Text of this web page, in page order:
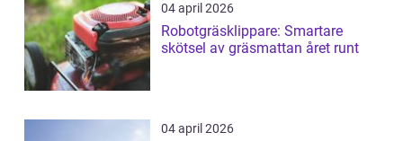
04 april 2026
Robotgräsklippare: Smartare
skötsel av gräsmattan året runt
04 april 2026